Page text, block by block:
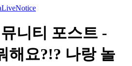
LiveNotice
니티 포스트 -
해요?!? 나랑 놀